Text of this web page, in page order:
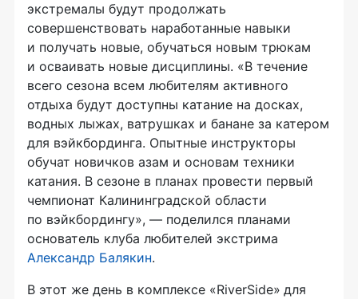
экстремалы будут продолжать
совершенствовать наработанные навыки
и получать новые, обучаться новым трюкам
и осваивать новые дисциплины. «В течение
всего сезона всем любителям активного
отдыха будут доступны катание на досках,
водных лыжах, ватрушках и банане за катером
для вэйкбординга. Опытные инструкторы
обучат новичков азам и основам техники
катания. В сезоне в планах провести первый
чемпионат Калининградской области
по вэйкбордингу», — поделился планами
основатель клуба любителей экстрима
Александр Балякин.
В этот же день в комплексе «RiverSide» для